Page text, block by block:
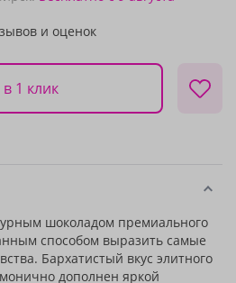
и оценок
1 клик
шоколадом премиального
способом выразить самые
Бархатистый вкус элитного
дополнен яркой